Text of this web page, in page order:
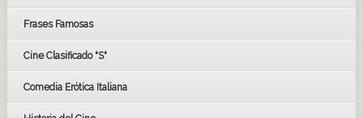
Frases Famosas
Cine Clasificado "S"
Comedia Erótica Italiana